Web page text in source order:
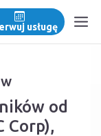
usługę
od
Corp),